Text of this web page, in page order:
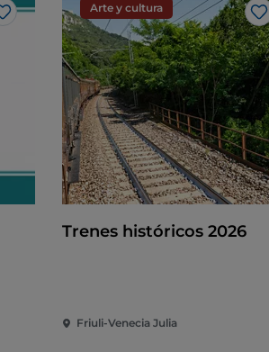
Me gusta
Arte y cultura
Trenes históricos 2026
Friuli-Venecia Julia